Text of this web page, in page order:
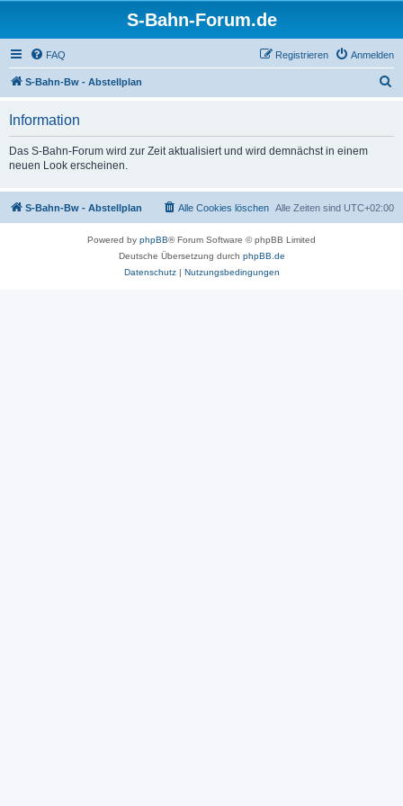
S-Bahn-Forum.de
FAQ Anmelden
Registrieren
S-Bahn-Bw - Abstellplan
Information
Das S-Bahn-Forum wird zur Zeit aktualisiert und wird demnächst in einem
neuen Look erscheinen.
S-Bahn-Bw - Abstellplan Alle Zeiten sind UTC+02:00
Alle Cookies löschen
Powered by phpBB® Forum Software © phpBB Limited
Deutsche Übersetzung durch phpBB.de
Datenschutz| Nutzungsbedingungen